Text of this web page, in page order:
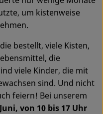
um kistenweise
bestellt, viele Kisten,
die
viele Kinder, die mit
sind. Und nicht
feiern! Bei unserem
von 10 bis 17 Uhr